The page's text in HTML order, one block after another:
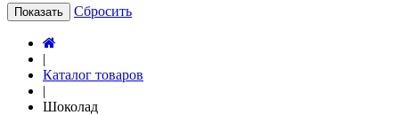
Показать Сбросить
|
Каталог товаров
|
Шоколад